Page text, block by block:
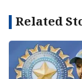
মতো করে গড়ে
তারপর লালচে-
দিন। তারপর
ঢুকে যাবে।